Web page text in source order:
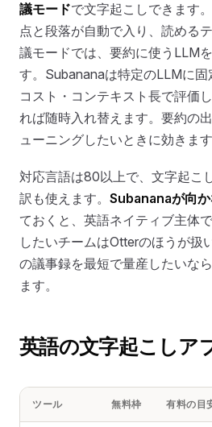
議モードで文字起こしできます
点と段落が自動で入り、読める
議モードでは、要約に使うLLM
す。Subananaは特定のLLMに固
コスト・コンテキスト長で評価
れば随時入れ替えます。要約の
ューニングしたいときに効きます
対応言語は80以上で、文字起こ
訳も使えます。 Subananaが向
ておくと、英語ネイティブ主体
したいチームはOtterのほうが扱
の議事録を最短で量産したいな
ます。
英語の文字起こしア
ツール 無料枠 有料の目